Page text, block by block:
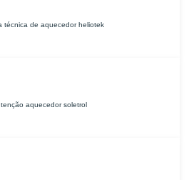
técnica de aquecedor heliotek
aquecedor soletrol